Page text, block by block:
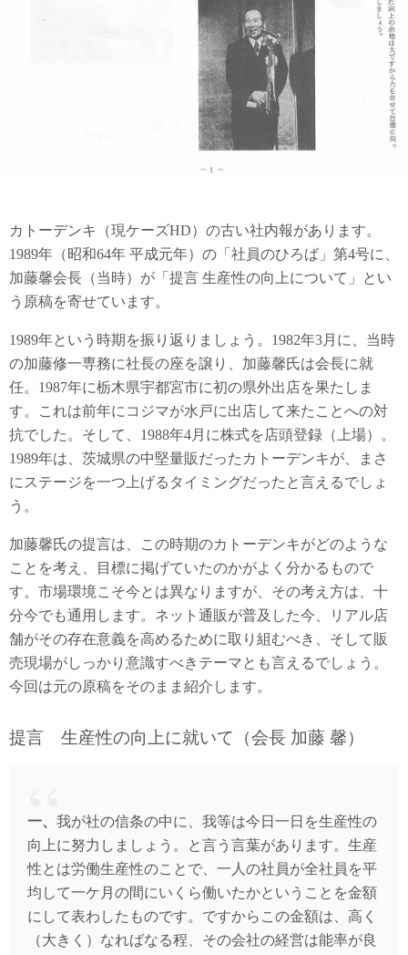
カトーデンキ（現ケーズHD）の古い社内報があります。
1989年（昭和64年 平成元年）の「社員のひろば」第4号に、
加藤馨会長（当時）が「提言 生産性の向上について」とい
う原稿を寄せています。
1989年という時期を振り返りましょう。1982年3月に、当時
の加藤修一専務に社長の座を譲り、加藤馨氏は会長に就
任。1987年に栃木県宇都宮市に初の県外出店を果たしま
す。これは前年にコジマが水戸に出店して来たことへの対
抗でした。そして、1988年4月に株式を店頭登録（上場）。
1989年は、茨城県の中堅量販だったカトーデンキが、まさ
にステージを一つ上げるタイミングだったと言えるでしょ
う。
加藤馨氏の提言は、この時期のカトーデンキがどのような
ことを考え、目標に掲げていたのかがよく分かるもので
す。市場環境こそ今とは異なりますが、その考え方は、十
分今でも通用します。ネット通販が普及した今、リアル店
舗がその存在意義を高めるために取り組むべき、そして販
売現場がしっかり意識すべきテーマとも言えるでしょう。
今回は元の原稿をそのまま紹介します。
提言 生産性の向上に就いて（会長 加藤 馨）
一、 我が社の信条の中に、我等は今日一日を生産性の
向上に努力しましょう。と言う言葉があります。生産
性とは労働生産性のことで、一人の社員が全社員を平
均して一ケ月の間にいくら働いたかということを金額
にして表わしたものです。ですからこの金額は、高く
（大きく）なればなる程、その会社の経営は能率が良